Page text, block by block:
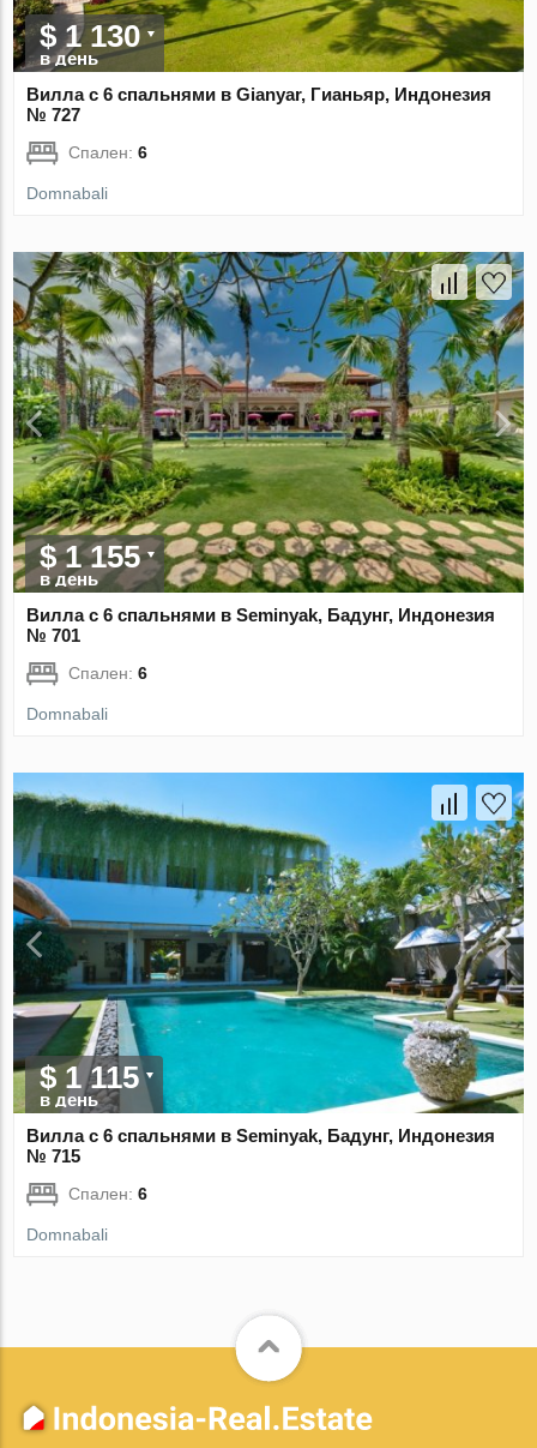
$ 1 130
в день
Вилла с 6 спальнями в Gianyar, Гианьяр, Индонезия
№ 727
Спален:6
Domnabali
$ 1 155
в день
Вилла с 6 спальнями в Seminyak, Бадунг, Индонезия
№ 701
Спален:6
Domnabali
$ 1 115
в день
Вилла с 6 спальнями в Seminyak, Бадунг, Индонезия
№ 715
Спален:6
Domnabali